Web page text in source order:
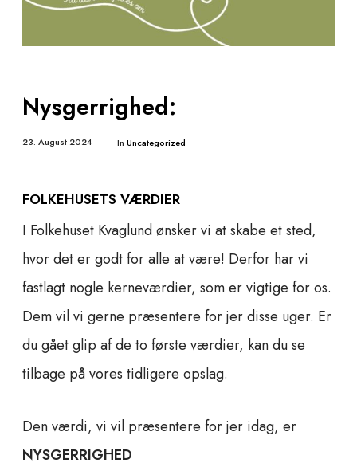
Nysgerrighed:
23. August 2024 In Uncategorized
FOLKEHUSETS VÆRDIER
I Folkehuset Kvaglund ønsker vi at skabe et sted,
hvor det er godt for alle at være! Derfor har vi
fastlagt nogle kerneværdier, som er vigtige for os.
Dem vil vi gerne præsentere for jer disse uger. Er
du gået glip af de to første værdier, kan du se
tilbage på vores tidligere opslag.
Den værdi, vi vil præsentere for jer idag, er
NYSGERRIGHED